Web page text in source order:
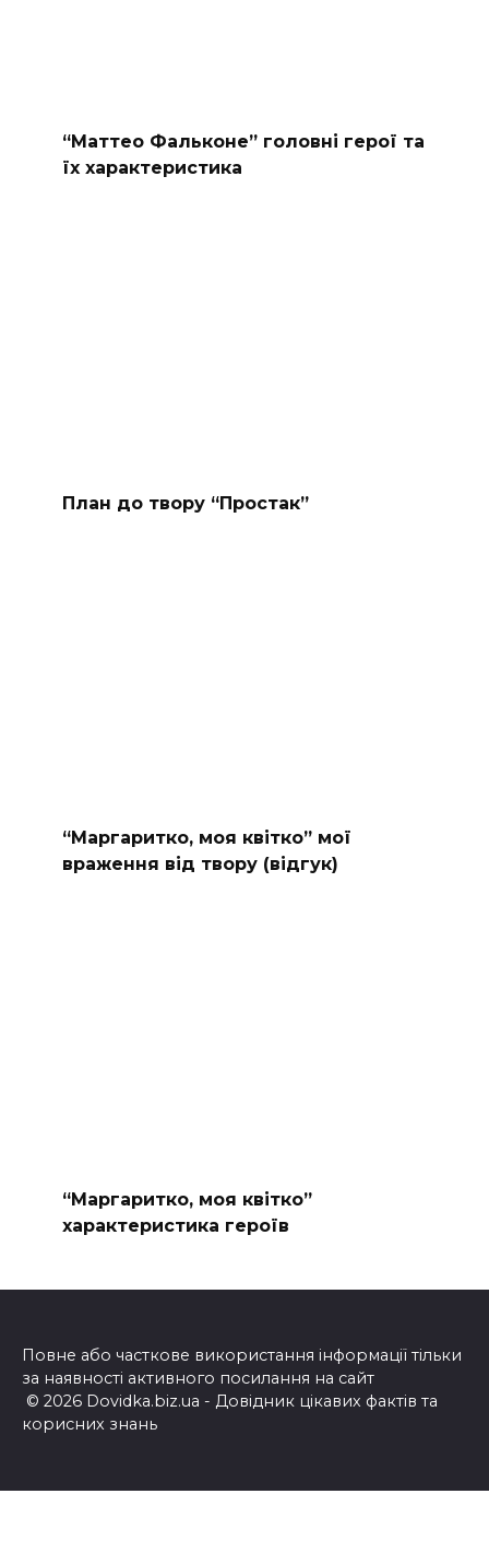
“Маттео Фальконе” головні герої та
їх характеристика
План до твору “Простак”
“Маргаритко, моя квітко” мої
враження від твору (відгук)
“Маргаритко, моя квітко”
характеристика героїв
Повне або часткове використання інформації тільки
за наявності активного посилання на сайт
© 2026 Dovidka.biz.ua - Довідник цікавих фактів та
корисних знань